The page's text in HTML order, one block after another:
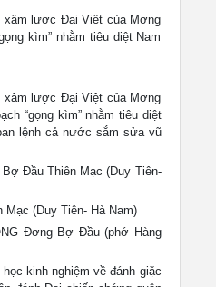
xâm lược Đại Việt của Mơng
kìm” nhằm tiêu diệt Nam
xâm lược Đại Việt của Mơng
“gọng kìm” nhằm tiêu diệt
lệnh cả nước sắm sửa vũ
Đầu Thiên Mạc (Duy Tiên-
(Duy Tiên- Hà Nam)
Đơng Bợ Đầu (phớ Hàng
kinh nghiệm về đánh giặc